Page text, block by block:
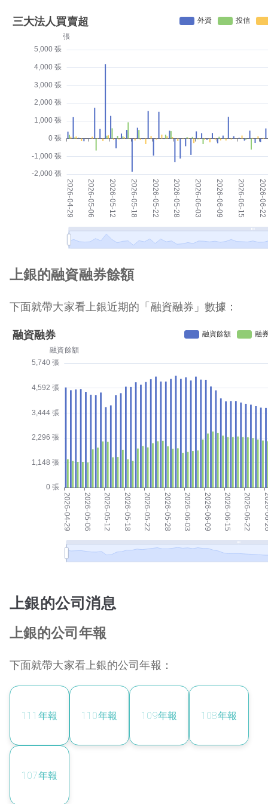
上銀的融資融券餘額
下面就帶大家看上銀近期的「融資融券」數據：
上銀的公司消息
上銀的公司年報
下面就帶大家看上銀的公司年報：
111 年報 110年報 109年報 108年報
107年報